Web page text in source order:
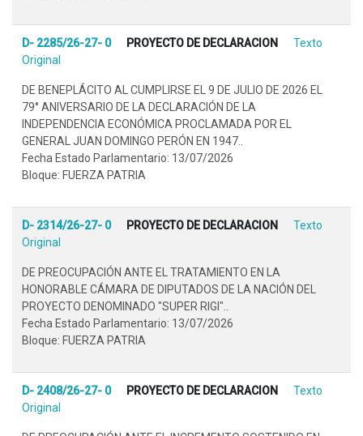
D- 2285/26-27- 0 PROYECTO DE DECLARACION
Texto
Original
DE BENEPLÁCITO AL CUMPLIRSE EL 9 DE JULIO DE 2026 EL
79° ANIVERSARIO DE LA DECLARACIÓN DE LA
INDEPENDENCIA ECONÓMICA PROCLAMADA POR EL
GENERAL JUAN DOMINGO PERÓN EN 1947..
Fecha Estado Parlamentario: 13/07/2026
Bloque: FUERZA PATRIA
D- 2314/26-27- 0 PROYECTO DE DECLARACION
Texto
Original
DE PREOCUPACIÓN ANTE EL TRATAMIENTO EN LA
HONORABLE CÁMARA DE DIPUTADOS DE LA NACIÓN DEL
PROYECTO DENOMINADO "SUPER RIGI"..
Fecha Estado Parlamentario: 13/07/2026
Bloque: FUERZA PATRIA
D- 2408/26-27- 0 PROYECTO DE DECLARACION
Texto
Original